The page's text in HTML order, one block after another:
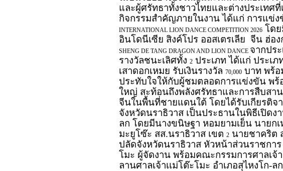
และผู้ศรัทธาทั้งชาวไทยและต่างประเทศ
กิจกรรมสำคัญภายในงาน ได้แก่ การแข่
INTERNATIONAL LION DANCE COMPETITION 2026 โด
อินโดนีเซีย สิงค์โปร ออสเตรเลีย จีน ฮ่อ
SHENG DE TANG DRAGON AND LION DANCE จากปร
รางวัลชนะเลิศทั้ง 2 ประเภท ได้แก่ ประเภ
เสาดอกเหมย รับเงินรางวัล 70,000 บาท พร้อ
ประทับใจให้กับผู้ชมตลอดการแข่งขัน พร้
ใหญ่ สะท้อนถึงพลังศรัทธาและการสืบส
จีนในพื้นที่ชายแดนใต้ โดยได้รับเกียรติ
จังหวัดนราธิวาส เป็นประธานในพิธีเปิดง
ลก โดยมีนางขนิษฐา หอมยามเย็น นายก
มะยูโซ๊ะ สส.นราธิวาส เขต 2 นายชาคริต
ปลัดจังหวัดนราธิวาส หัวหน้าส่วนราชก
โมะ ผู้จัดงาน พร้อมคณะกรรมการศาลเ
ลานศาลเจ้าเเม่โต๊ะโมะ อำเภอสุไหงโก-